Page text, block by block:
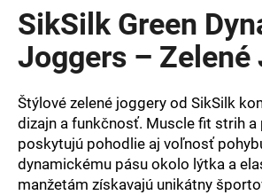
produktu
je
0,0
z
hviezdičiek.
SikSilk Green
Joggers – Zelené
Štýlové zelené joggery od SikSilk
dizajn a funkčnosť. Muscle fit strih a
poskytujú pohodlie aj voľnosť
dynamickému pásu okolo lýtka a
manžetám získavajú unikátny
d
p
o
ú
č
a
m
e